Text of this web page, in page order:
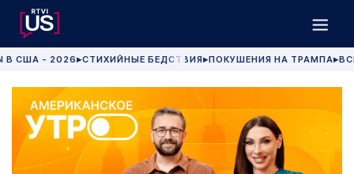
В США - 2026 ▶СТИХИЙНЫЕ БЕДСТВИЯ▶ПОКУШЕНИЯ НА ТРАМПА▶